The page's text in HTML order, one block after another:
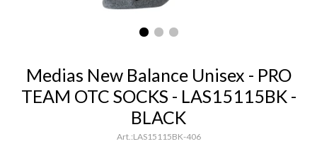
Medias New Balance Unisex - PRO
TEAM OTC SOCKS - LAS15115BK -
BLACK
LAS15115BK-406